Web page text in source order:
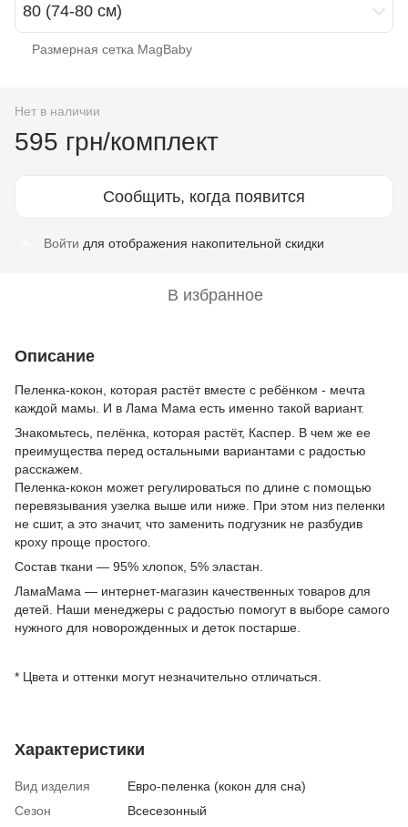
80 (74-80 см)
Размерная сетка MagBaby
Нет в наличии
595 грн/комплект
Сообщить, когда появится
Войти для отображения накопительной скидки
В избранное
Описание
Пеленка-кокон, которая растёт вместе с ребёнком - мечта
каждой мамы. И в Лама Мама есть именно такой вариант.
Знакомьтесь, пелёнка, которая растёт, Каспер. В чем же ее
преимущества перед остальными вариантами с радостью
расскажем.
Пеленка-кокон может регулироваться по длине с помощью
перевязывания узелка выше или ниже. При этом низ пеленки
не сшит, а это значит, что заменить подгузник не разбудив
кроху проще простого.
Состав ткани — 95% хлопок, 5% эластан.
ЛамаМама — интернет-магазин качественных товаров для
детей. Наши менеджеры с радостью помогут в выборе самого
нужного для новорожденных и деток постарше.
* Цвета и оттенки могут незначительно отличаться.
Характеристики
Вид изделия
Евро-пеленка (кокон для сна)
Сезон
Всесезонный